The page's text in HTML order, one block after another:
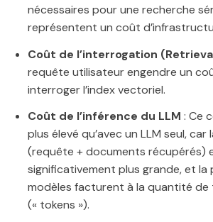
nécessaires pour une recherche
représentent un coût
Coût de l’interrogation
requête utilisateur engendre un
interroger l’index vectoriel.
Coût de l’inférence du LLM : Ce
plus élevé qu’avec un LLM seul,
(requête + documents récupérés)
significativement plus grande, et la
modèles facturent à la quantité
(« tokens »).